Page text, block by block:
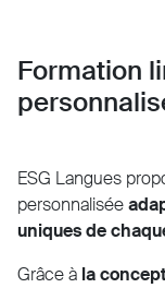
Formation
ESG Langues
personnalisée
uniques de
Grâce à la